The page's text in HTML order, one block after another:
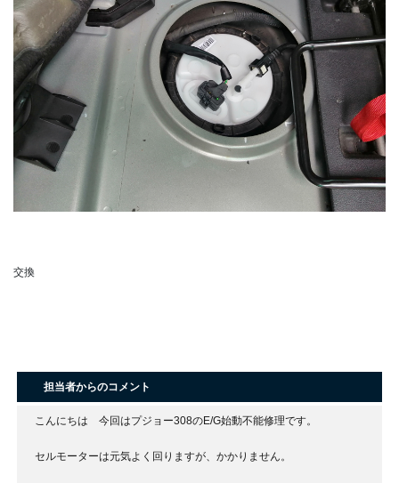
交換
担当者からのコメント
こんにちは 今回はプジョー308のE/G始動不能修理です。
セルモーターは元気よく回りますが、かかりません。